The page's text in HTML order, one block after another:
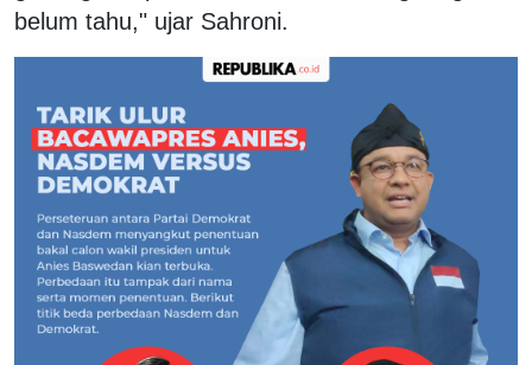
belum tahu," ujar Sahroni.